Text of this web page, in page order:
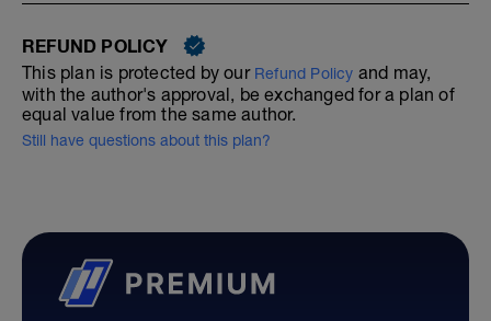
REFUND POLICY
This plan is protected by our Refund Policy and may,
with the author's approval, be exchanged for a plan of
equal value from the same author.
Still have questions about this plan?